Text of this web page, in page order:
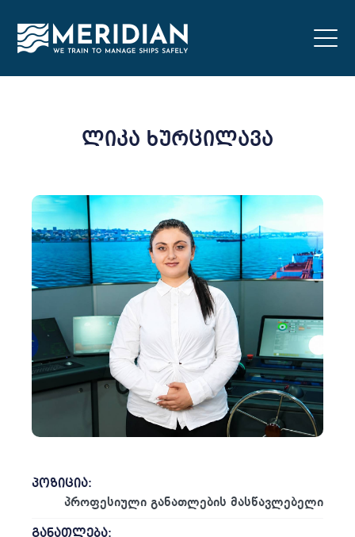
ლიკა ხურცილავა
პოზიცია:
პროფესიული განათლების მასწავლებელი
განათლება: